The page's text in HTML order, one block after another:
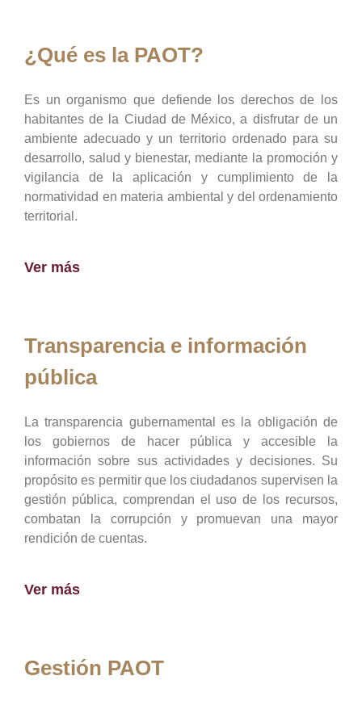
¿Qué es la PAOT?
Es un organismo que defiende los derechos de los
habitantes de la Ciudad de México, a disfrutar de un
ambiente adecuado y un territorio ordenado para su
desarrollo, salud y bienestar, mediante la promoción y
vigilancia de la aplicación y cumplimiento de la
normatividad en materia ambiental y del ordenamiento
territorial.
Ver más
Transparencia e información
pública
La transparencia gubernamental es la obligación de
los gobiernos de hacer pública y accesible la
información sobre sus actividades y decisiones. Su
propósito es permitir que los ciudadanos supervisen la
gestión pública, comprendan el uso de los recursos,
combatan la corrupción y promuevan una mayor
rendición de cuentas.
Ver más
Gestión PAOT